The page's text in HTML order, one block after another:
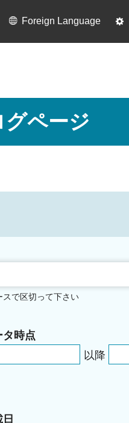
Foreign Language
ページ
で区切って下さい
タ時点
以降